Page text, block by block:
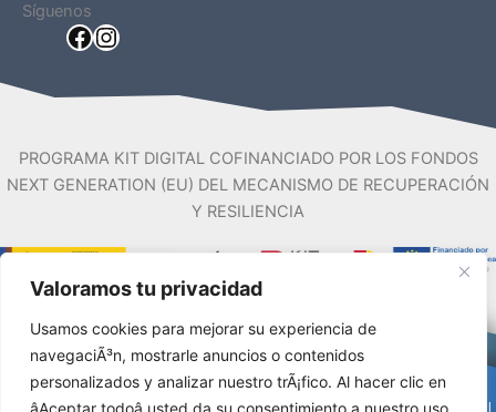
Valoramos tu privacidad
Usamos cookies para mejorar su experiencia de
navegaciÃ³n, mostrarle anuncios o contenidos
personalizados y analizar nuestro trÃ¡fico. Al hacer clic en
âAceptar todoâ usted da su consentimiento a nuestro uso
Síguenos
Facebook
Instagram
PROGRAMA KIT DIGITAL COFINANCIADO POR LOS FONDOS
NEXT GENERATION (EU) DEL MECANISMO DE RECUPERACIÓN
Y RESILIENCIA